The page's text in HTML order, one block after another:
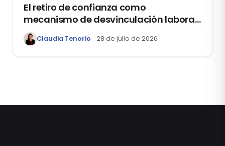
El retiro de confianza como
mecanismo de desvinculación laboral:
reflexiones a propósito de la casación
laboral 29553-2024 loreto
Claudia Tenorio 28 de julio de 2026